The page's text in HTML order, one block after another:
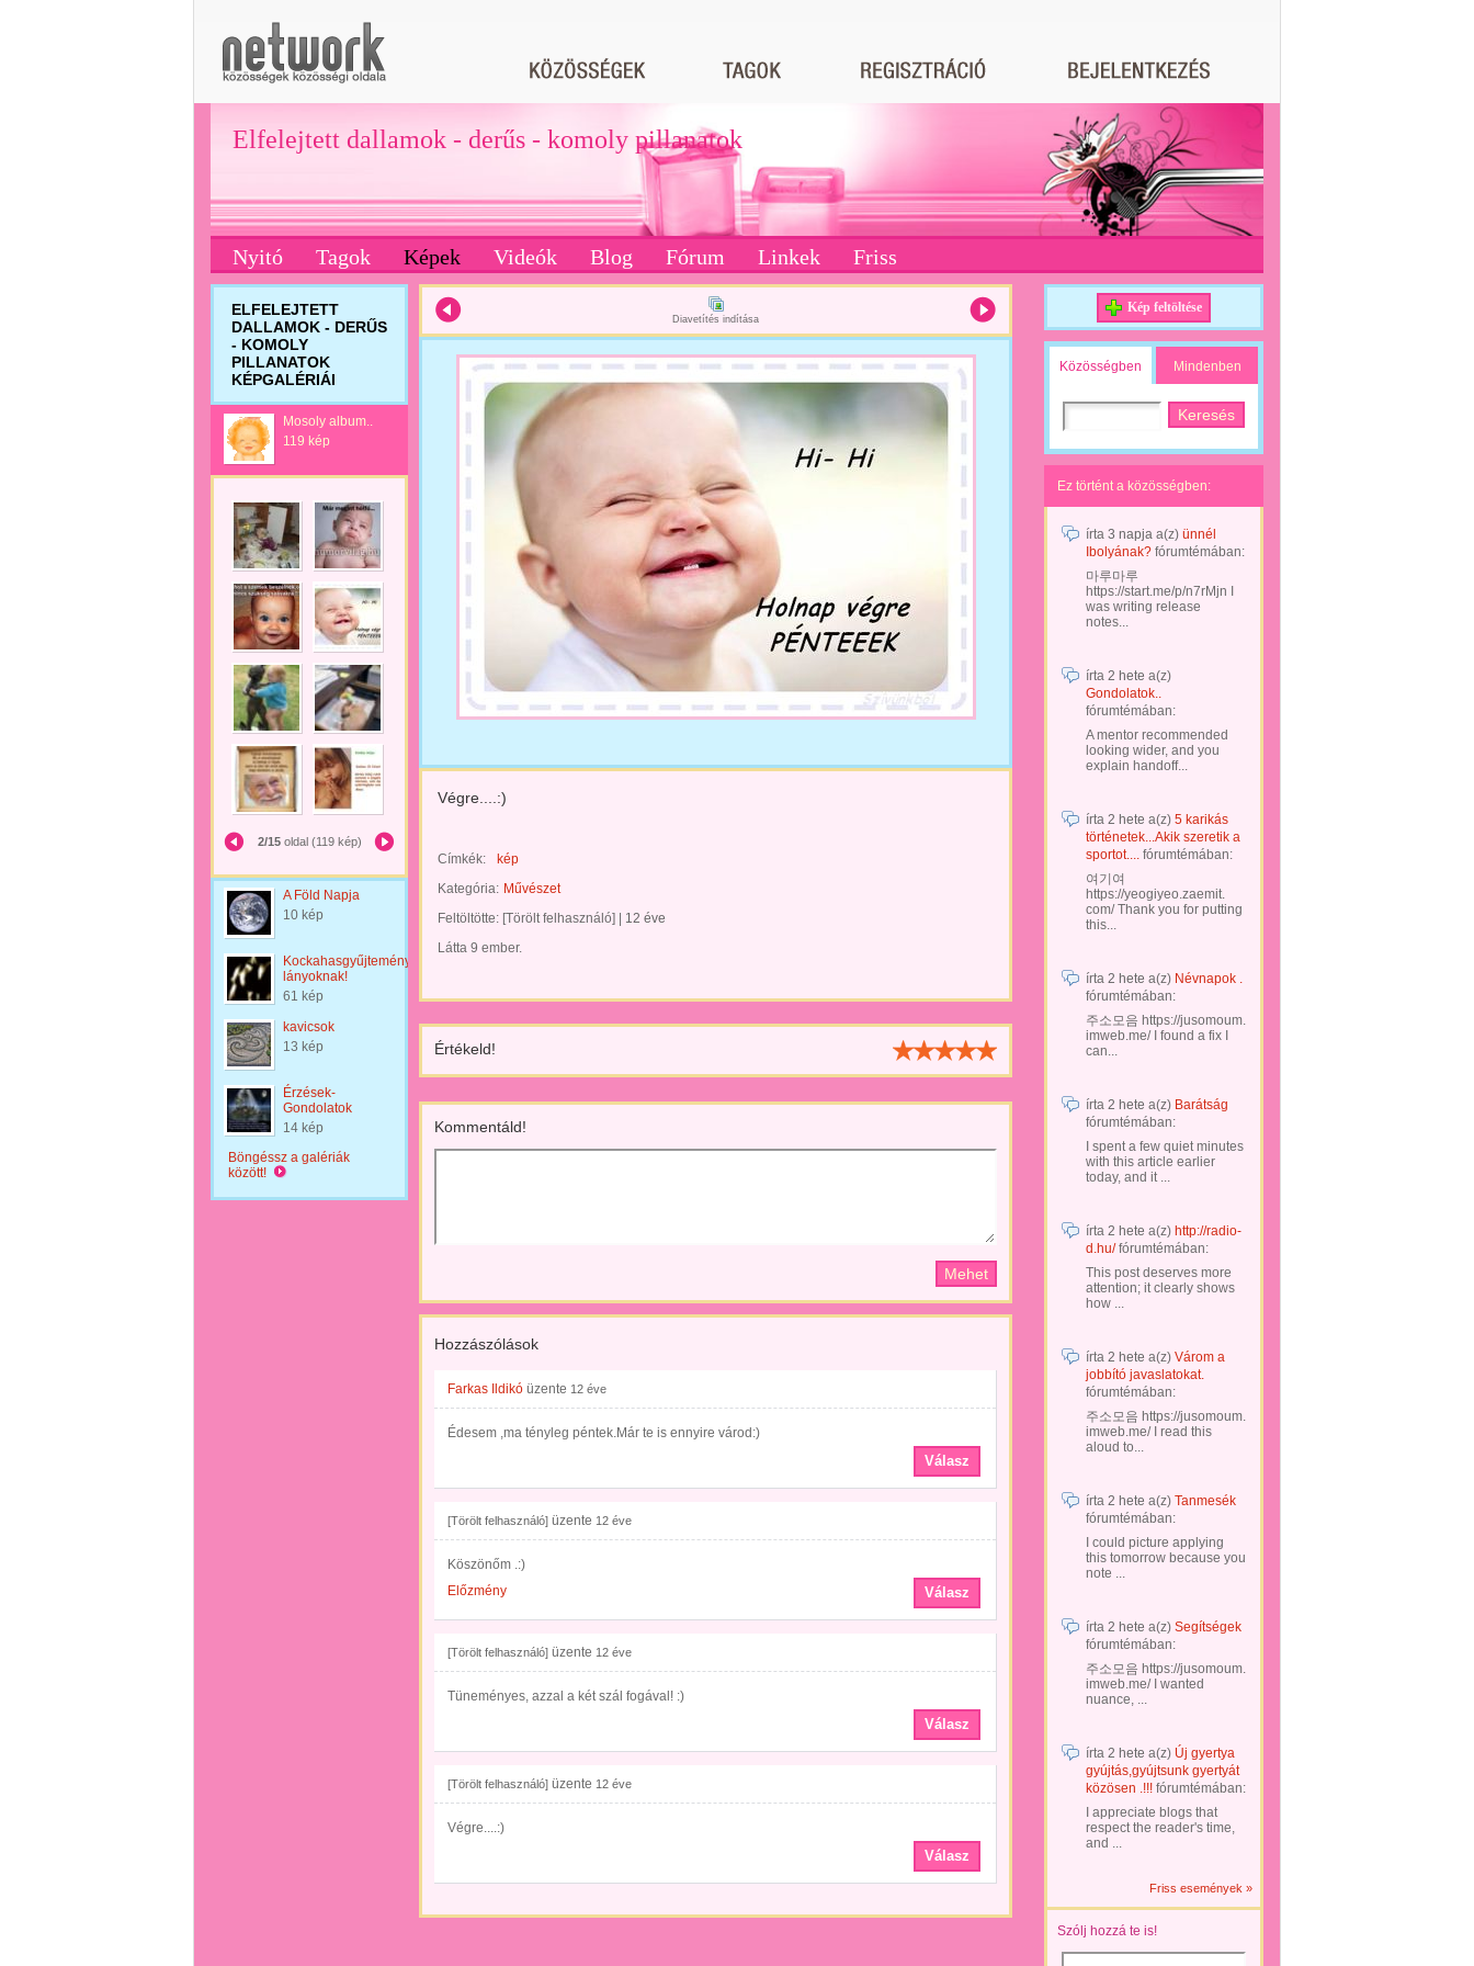
Elfelejtett dallamok - derűs - komoly pillanatok
Nyitó Tagok Képek Videók Blog Fórum Linkek Friss
ELFELEJTETT
DALLAMOK - DERŰS
- KOMOLY
PILLANATOK
KÉPGALÉRIÁI
Mosoly album..
119 kép
2/15oldal (119 kép)
A Föld Napja
10 kép
Kockahasgyűjtemény
lányoknak!
61 kép
kavicsok
13 kép
Érzések-
Gondolatok
14 kép
Böngéssz a galériák
között!
Diavetítés indítása
Végre....:)
Címkék:
kép
Kategória: Művészet
Feltöltötte: [Törölt felhasználó]
12 éve
Látta 9 ember.
Értékeld!
Kommentáld!
Hozzászólások
Farkas Ildikó üzente 12 éve
Édesem ,ma tényleg péntek.Már te is ennyire várod:)
Válasz
[Törölt felhasználó] üzente 12 éve
Köszönőm .:)
Előzmény
Válasz
[Törölt felhasználó] üzente 12 éve
Tüneményes, azzal a két szál fogával! :)
Válasz
[Törölt felhasználó] üzente 12 éve
Végre....:)
Válasz
Kép feltöltése
Közösségben Mindenben
Ez történt a közösségben:
írta 3 napja a(z) ünnél
Ibolyának? fórumtémában:
마루마루
https://start.me/p/n7rMjn I
was writing release
notes...
írta 2 hete a(z)
Gondolatok..
fórumtémában:
A mentor recommended
looking wider, and you
explain handoff...
írta 2 hete a(z) 5 karikás
történetek...Akik szeretik a
sportot.... fórumtémában:
여기여
https://yeogiyeo.zaemit.
com/ Thank you for putting
this...
írta 2 hete a(z) Névnapok .
fórumtémában:
주소모음 https://jusomoum.
imweb.me/ I found a fix I
can...
írta 2 hete a(z) Barátság
fórumtémában:
I spent a few quiet minutes
with this article earlier
today, and it ...
írta 2 hete a(z) http://radio-
d.hu/fórumtémában:
This post deserves more
attention; it clearly shows
how ...
írta 2 hete a(z) Várom a
jobbító javaslatokat.
fórumtémában:
주소모음 https://jusomoum.
imweb.me/ I read this
aloud to...
írta 2 hete a(z) Tanmesék
fórumtémában:
I could picture applying
this tomorrow because you
note ...
írta 2 hete a(z) Segítségek
fórumtémában:
주소모음 https://jusomoum.
imweb.me/ I wanted
nuance, ...
írta 2 hete a(z) Új gyertya
gyújtás,gyújtsunk gyertyát
közösen .!!! fórumtémában:
I appreciate blogs that
respect the reader's time,
and ...
Friss események »
Szólj hozzá te is!